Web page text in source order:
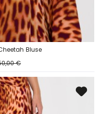
Bluse
€